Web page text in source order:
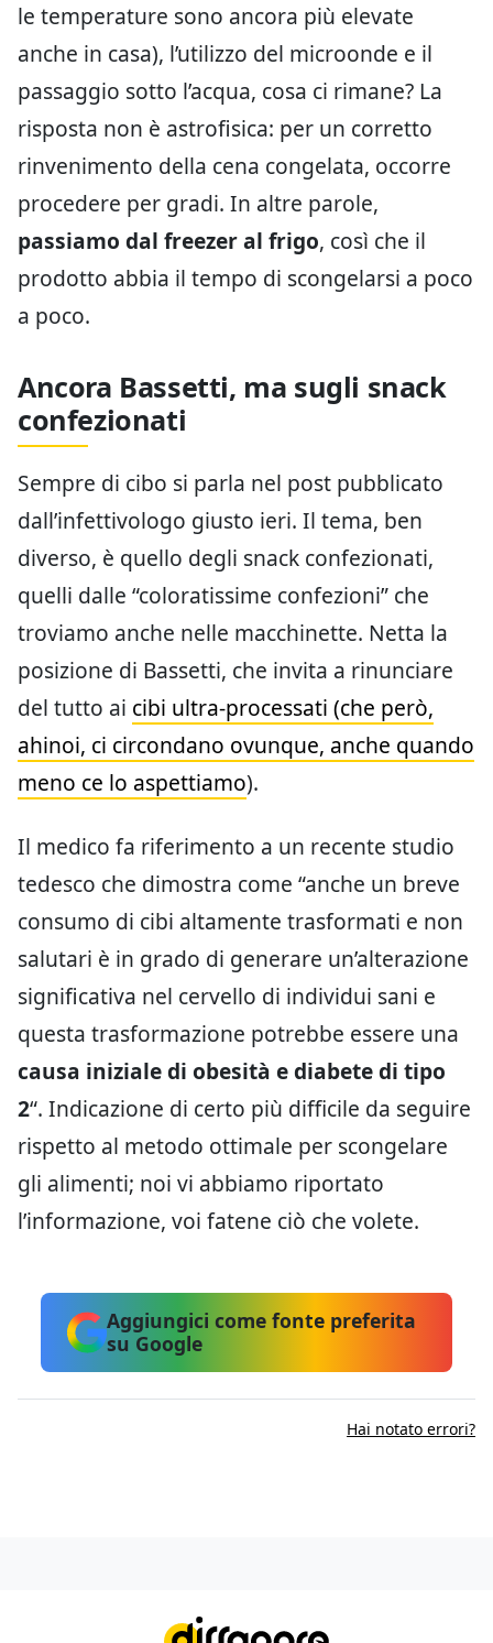
le temperature sono ancora più elevate
anche in casa), l’utilizzo del microonde e il
passaggio sotto l’acqua, cosa ci rimane? La
risposta non è astrofisica: per un corretto
rinvenimento della cena congelata, occorre
procedere per gradi. In altre parole,
passiamo dal freezer al frigo, così che il
prodotto abbia il tempo di scongelarsi a poco
a poco.
Ancora Bassetti, ma sugli snack
confezionati
Sempre di cibo si parla nel post pubblicato
dall’infettivologo giusto ieri. Il tema, ben
diverso, è quello degli snack confezionati,
quelli dalle “coloratissime confezioni” che
troviamo anche nelle macchinette. Netta la
posizione di Bassetti, che invita a rinunciare
del tutto ai cibi ultra-processati (che però,
ahinoi, ci circondano ovunque, anche quando
meno ce lo aspettiamo).
Il medico fa riferimento a un recente studio
tedesco che dimostra come “anche un breve
consumo di cibi altamente trasformati e non
salutari è in grado di generare un’alterazione
significativa nel cervello di individui sani e
questa trasformazione potrebbe essere una
causa iniziale di obesità e diabete di tipo
2“. Indicazione di certo più difficile da seguire
rispetto al metodo ottimale per scongelare
gli alimenti; noi vi abbiamo riportato
l’informazione, voi fatene ciò che volete.
Aggiungici come fonte preferita
su Google
Hai notato errori?